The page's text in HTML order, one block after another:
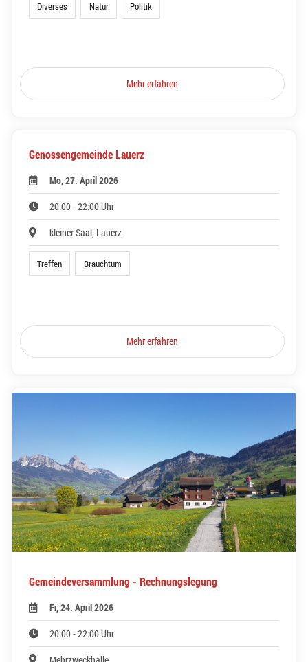
Diverses Natur Politik
Mehr erfahren
Genossengemeinde Lauerz
Mo, 27. April 2026
20:00 - 22:00 Uhr
kleiner Saal, Lauerz
Treffen Brauchtum
Mehr erfahren
Gemeindeversammlung - Rechnungslegung
Fr, 24. April 2026
20:00 - 22:00 Uhr